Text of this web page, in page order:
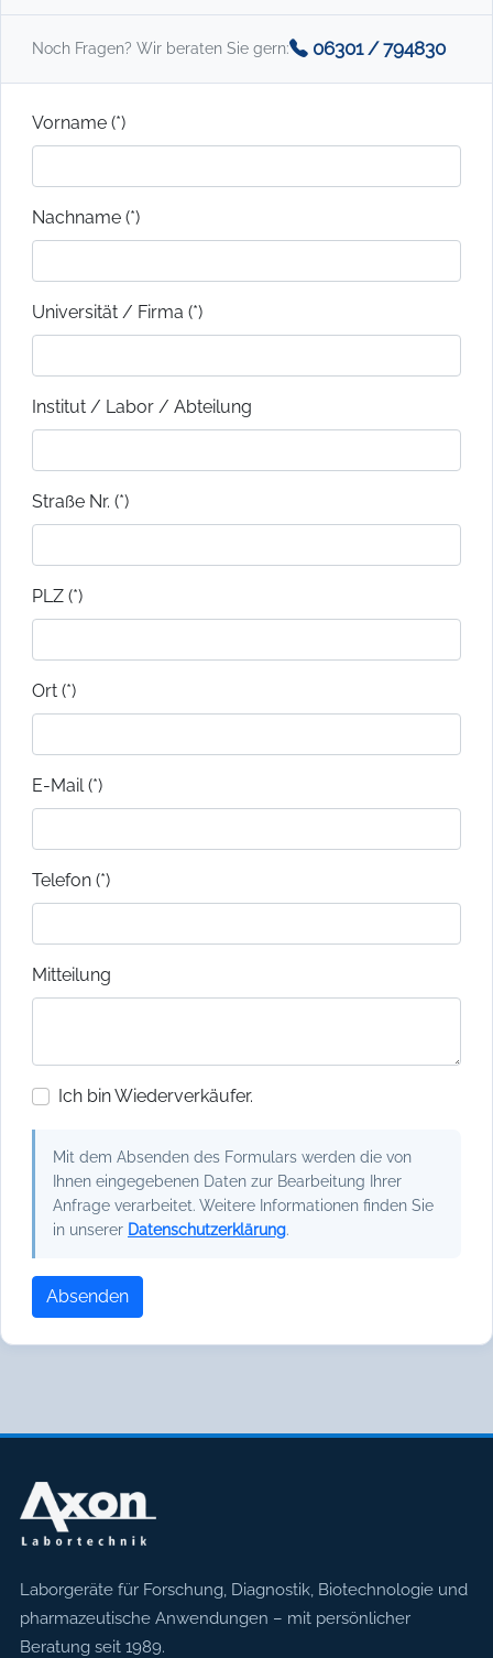
Noch Fragen? Wir beraten Sie gern: 06301 / 794830
Vorname (*)
Nachname (*)
Universität / Firma (*)
Institut / Labor / Abteilung
Straße Nr. (*)
PLZ (*)
Ort (*)
E-Mail (*)
Telefon (*)
Mitteilung
Ich bin Wiederverkäufer.
Mit dem Absenden des Formulars werden die von
Ihnen eingegebenen Daten zur Bearbeitung Ihrer
Anfrage verarbeitet. Weitere Informationen finden Sie
in unserer Datenschutzerklärung.
Absenden
Axon Labortechnik
Laborgeräte für Forschung, Diagnostik, Biotechnologie und
pharmazeutische Anwendungen – mit persönlicher
Beratung seit 1989.